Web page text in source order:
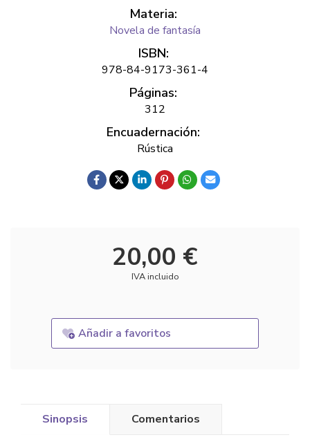
Materia:
Novela de fantasía
ISBN:
978-84-9173-361-4
Páginas:
312
Encuadernación:
Rústica
20,00 €
IVA incluido
Añadir a favoritos
Sinopsis Comentarios